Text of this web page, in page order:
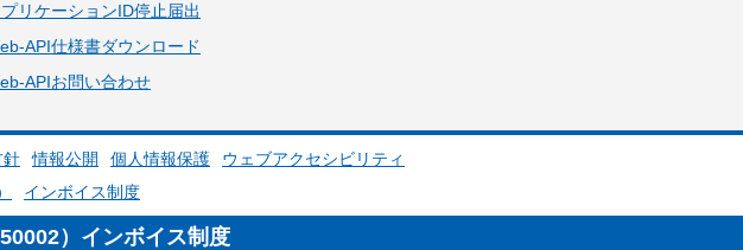
リケーションID停止届出
API仕様書ダウンロード
APIお問い合わせ
針 情報公開 個人情報保護
ウェブアクセシビリティ
インボイス制度
）インボイス制度